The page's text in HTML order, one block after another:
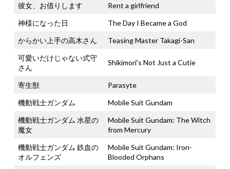
彼女、お借りします
Rent a girlfriend
神様になった日
The Day I Became a God
からかい上手の高木さん
Teasing Master Takagi-San
可愛いだけじゃない式守
さん
Shikimori's Not Just a Cutie
寄生獣
Parasyte
機動戦士ガンダム
Mobile Suit Gundam
機動戦士ガンダム 水星の
魔女
Mobile Suit Gundam: The Witch
from Mercury
機動戦士ガンダム 鉄血の
オルフェンズ
Mobile Suit Gundam: Iron-
Blooded Orphans